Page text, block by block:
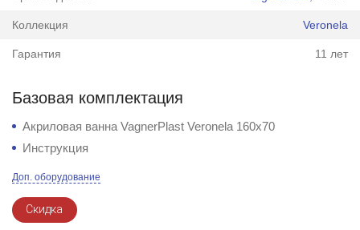
Коллекция Veronela
Гарантия 11 лет
Базовая комплектация
Акриловая ванна VagnerPlast Veronela 160x70
Инструкция
Доп. оборудование
Скидка